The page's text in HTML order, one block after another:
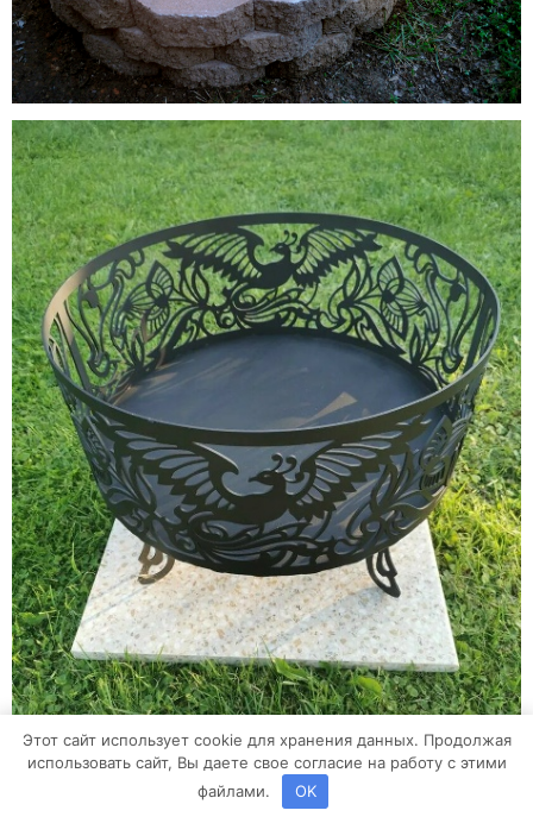
Этот сайт использует cookie для хранения данных. Продолжая
использовать сайт, Вы даете свое согласие на работу с этими
файлами.
OK